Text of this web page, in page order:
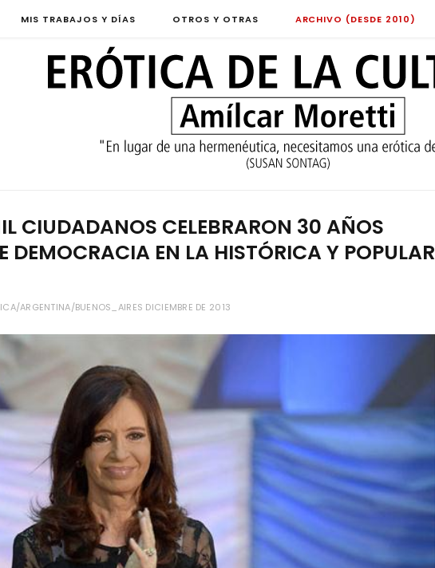
MIS TRABAJOS Y DÍAS OTROS Y OTRAS ARCHIVO (DESDE 2010)
CIUDADANOS CELEBRARON 30 AÑOS
DEMOCRACIA EN LA HISTÓRICA Y POPULAR
ARGENTINA/BUENOS_AIRES DICIEMBRE DE 2013